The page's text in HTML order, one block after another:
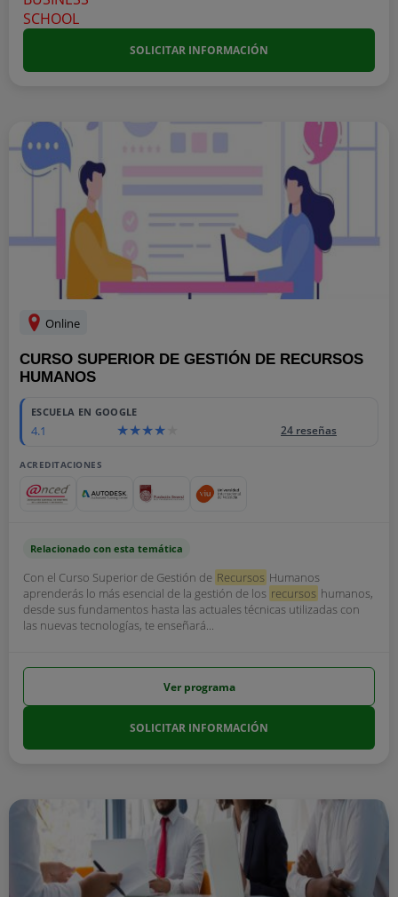
SOLICITAR INFORMACIÓN
Online
CURSO SUPERIOR DE GESTIÓN DE RECURSOS
HUMANOS
ESCUELA EN GOOGLE
4.1 24 reseñas
ACREDITACIONES
Relacionado con esta temática
Con el Curso Superior de Gestión de Recursos Humanos
aprenderás lo más esencial de la gestión de los recursos humanos,
desde sus fundamentos hasta las actuales técnicas utilizadas con
las nuevas tecnologías, te enseñará...
Ver programa
SOLICITAR INFORMACIÓN